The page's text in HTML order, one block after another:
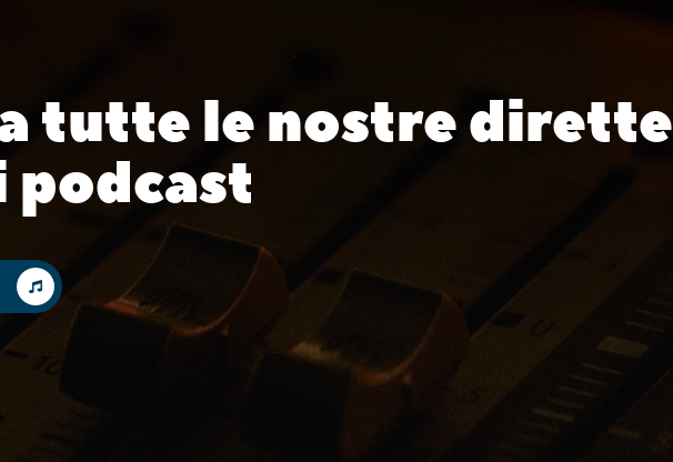
tutte le nostre dirette
podcast